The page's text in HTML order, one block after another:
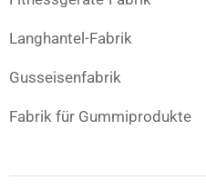
Langhantel-Fabrik
Gusseisenfabrik
Fabrik für Gummiprodukte